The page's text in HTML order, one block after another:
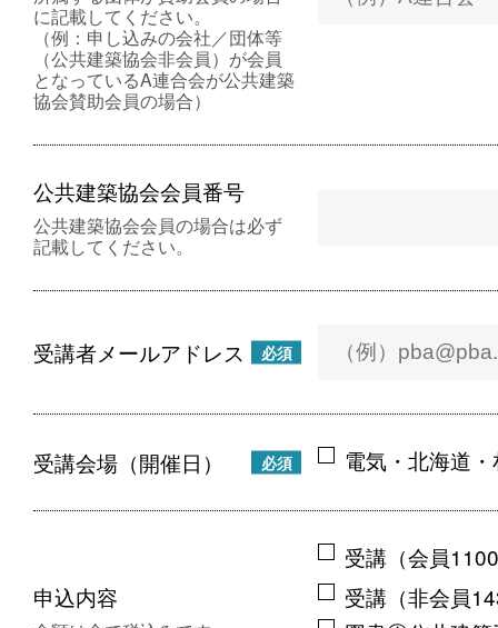
に記載してください。
（例：申し込みの会社／団体等
（公共建築協会非会員）が会員
となっているA連合会が公共建築
協会賛助会員の場合）
公共建築協会会員番号
公共建築協会会員の場合は必ず
記載してください。
受講者メールアドレス 必須
受講会場（開催日） 必須 電気・北海道
申込内容
受講（会員
受講（非会員